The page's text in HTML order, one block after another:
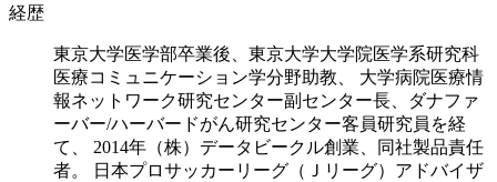
経歴
東京大学医学部卒業後、東京大学大学院医学系研究科
医療コミュニケーション学分野助教、 大学病院医療情
報ネットワーク研究センター副センター長、ダナファ
ーバー/ハーバードがん研究センター客員研究員を経
て、 2014年（株）データビークル創業、同社製品責任
者。 日本プロサッカーリーグ（Ｊリーグ）アドバイザ